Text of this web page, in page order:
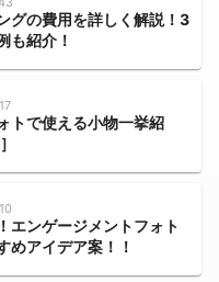
の交換
グの費用を詳しく解説！3
も紹介！
トで使える小物一挙紹
エンゲージメントフォト
めアイデア案！！